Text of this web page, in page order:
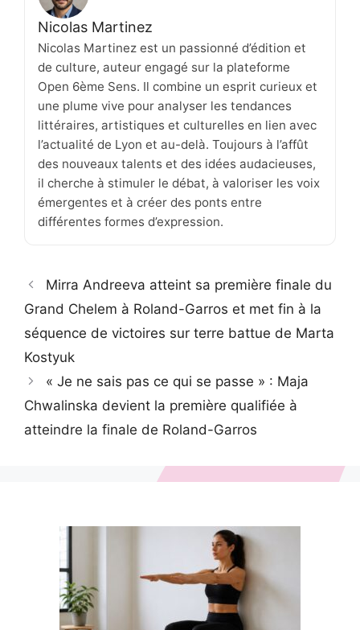
Nicolas Martinez
Nicolas Martinez est un passionné d’édition et
de culture, auteur engagé sur la plateforme
Open 6ème Sens. Il combine un esprit curieux et
une plume vive pour analyser les tendances
littéraires, artistiques et culturelles en lien avec
l’actualité de Lyon et au-delà. Toujours à l’affût
des nouveaux talents et des idées audacieuses,
il cherche à stimuler le débat, à valoriser les voix
émergentes et à créer des ponts entre
différentes formes d’expression.
Mirra Andreeva atteint sa première finale du
Grand Chelem à Roland-Garros et met fin à la
séquence de victoires sur terre battue de Marta
Kostyuk
« Je ne sais pas ce qui se passe » : Maja
Chwalinska devient la première qualifiée à
atteindre la finale de Roland-Garros